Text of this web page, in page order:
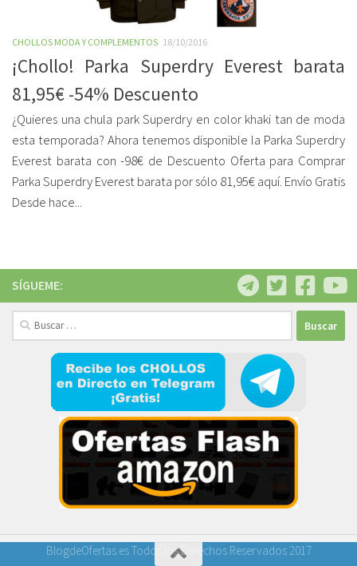
CHOLLOS MODA Y COMPLEMENTOS 18/10/2016
¡Chollo! Parka Superdry Everest barata
81,95€ -54% Descuento
¿Quieres una chula park Superdry en color khaki tan de moda
esta temporada? Ahora tenemos disponible la Parka Superdry
Everest barata con -98€ de Descuento Oferta para Comprar
Parka Superdry Everest barata por sólo 81,95€ aquí. Envío Gratis
Desde hace...
SÍGUEME:
Buscar:
BlogdeOfertas.es Todos los Derechos Reservados 2017